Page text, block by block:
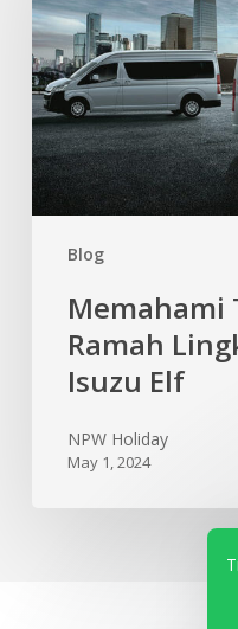
Blog
Lingkungan
di
Balik
Isuzu
Elf
Memahami
Ramah
Isuzu Elf
NPW Holiday
May 1, 2024